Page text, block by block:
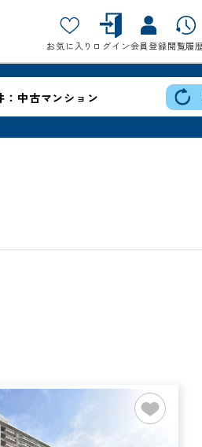
お気に入り ログイン会員登録閲覧履
中古マンション